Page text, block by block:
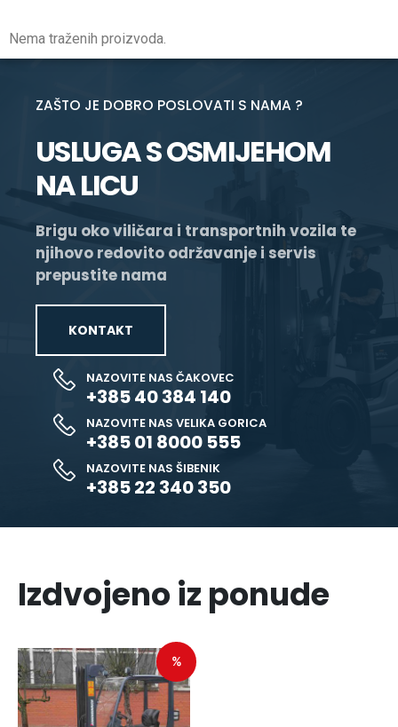
Nema traženih proizvoda.
ZAŠTO JE DOBRO POSLOVATI S NAMA ?
USLUGA S OSMIJEHOM
NA LICU
Brigu oko viličara i transportnih vozila te
njihovo redovito održavanje i servis
prepustite nama
KONTAKT
NAZOVITE NAS ČAKOVEC
+385 40 384 140
NAZOVITE NAS VELIKA GORICA
+385 01 8000 555
NAZOVITE NAS ŠIBENIK
+385 22 340 350
Izdvojeno iz ponude
%